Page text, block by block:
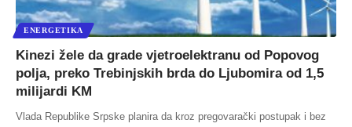
ENERGETIKA
Kinezi žele da grade vjetroelektranu od Popovog
polja, preko Trebinjskih brda do Ljubomira od 1,5
milijardi KM
Vlada Republike Srpske planira da kroz pregovarački postupak i bez